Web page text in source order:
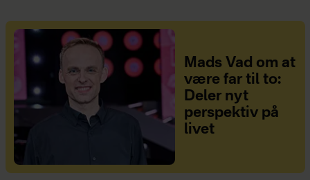
Mads Vad om at
være far til to:
Deler nyt
perspektiv på
livet